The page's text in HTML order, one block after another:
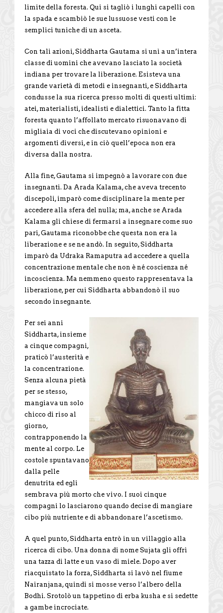
limite della foresta. Qui si tagliò i lunghi capelli con
la spada e scambiò le sue lussuose vesti con le
semplici tuniche di un asceta.
Con tali azioni, Siddharta Gautama si unì a un’intera
classe di uomini che avevano lasciato la società
indiana per trovare la liberazione. Esisteva una
grande varietà di metodi e insegnanti, e Siddharta
condusse la sua ricerca presso molti di questi ultimi:
atei, materialisti, idealisti e dialettici. Tanto la fitta
foresta quanto l’affollato mercato risuonavano di
migliaia di voci che discutevano opinioni e
argomenti diversi, e in ciò quell’epoca non era
diversa dalla nostra.
Alla fine, Gautama si impegnò a lavorare con due
insegnanti. Da Arada Kalama, che aveva trecento
discepoli, imparò come disciplinare la mente per
accedere alla sfera del nulla; ma, anche se Arada
Kalama gli chiese di fermarsi a insegnare come suo
pari, Gautama riconobbe che questa non era la
liberazione e se ne andò. In seguito, Siddharta
imparò da Udraka Ramaputra ad accedere a quella
concentrazione mentale che non è né coscienza né
incoscienza. Ma nemmeno questo rappresentava la
liberazione, per cui Siddharta abbandonò il suo
secondo insegnante.
Per sei anni
Siddharta, insieme
a cinque compagni,
praticò l’austerità e
la concentrazione.
Senza alcuna pietà
per se stesso,
mangiava un solo
chicco di riso al
giorno,
contrapponendo la
mente al corpo. Le
costole spuntavano
dalla pelle
denutrita ed egli
sembrava più morto che vivo. I suoi cinque
compagni lo lasciarono quando decise di mangiare
cibo più nutriente e di abbandonare l’ascetismo.
A quel punto, Siddharta entrò in un villaggio alla
ricerca di cibo. Una donna di nome Sujata gli offrì
una tazza di latte e un vaso di miele. Dopo aver
riacquistato la forza, Siddharta si lavò nel fiume
Nairanjana, quindi si mosse verso l’albero della
Bodhi. Srotolò un tappetino di erba kusha e si sedette
a gambe incrociate.